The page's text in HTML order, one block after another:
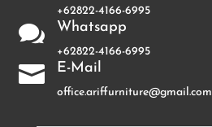
+62822-4166-6995
 Whatsapp
+62822-4166-6995
 E-Mail
office.ariffurniture@gmail.com